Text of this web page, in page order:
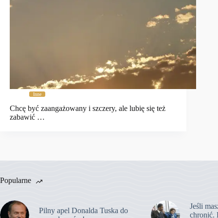
Inne
Chcę być zaangażowany i szczery, ale lubię się też
zabawić …
Popularne
Pilny apel Donalda Tuska do
Jeśli
chronić.